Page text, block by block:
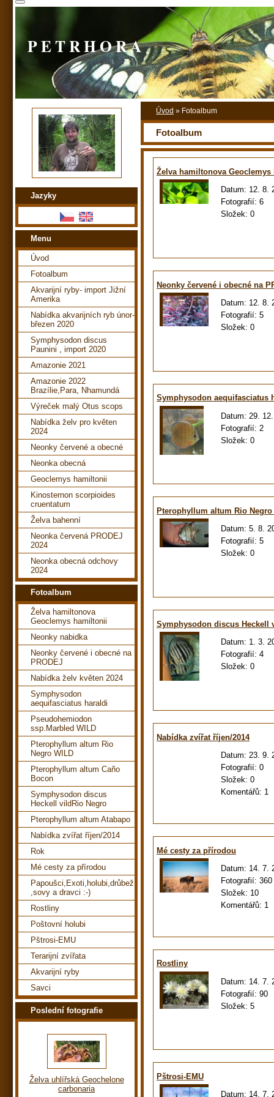
P E T R H O R A
Úvod » Fotoalbum
Fotoalbum
Želva hamiltonova
Datum: 12. 8.
Fotografií: 6
Složek: 0
Neonky červené i obecné na
Datum: 12. 8.
Fotografií: 5
Složek: 0
Symphysodon aequifasciatus
Datum: 29.
Fotografií: 2
Složek: 0
Pterophyllum altum Rio Negro
Datum: 5. 8.
Fotografií: 5
Složek: 0
Symphysodon discus Heckell
Datum: 1. 3.
Fotografií: 4
Složek: 0
Nabídka zvířat říjen/2014
Datum: 23. 9.
Fotografií: 0
Složek: 0
Komentářů: 1
Mé cesty za přírodou
Datum: 14. 7.
Fotografií: 360
Složek: 10
Komentářů: 1
Rostliny
Datum: 14. 7.
Fotografií: 90
Složek: 5
Pštrosi-EMU
Datum: 14. 7.
Jazyky
Menu
Úvod
Fotoalbum
Akvarijní ryby- import Jižní
Amerika
Nabídka akvarijních ryb únor-
březen 2020
Symphysodon discus
Paunini , import 2020
Amazonie 2021
Amazonie 2022
Brazílie,Para, Nhamundá
Výreček malý Otus scops
Nabídka želv pro květen
2024
Neonky červené a obecné
Neonka obecná
Geoclemys hamiltonii
Kinosternon scorpioides
cruentatum
Želva bahenní
Neonka červená PRODEJ
2024
Neonka obecná odchovy
2024
Fotoalbum
Želva hamiltonova
Geoclemys hamiltonii
Neonky nabidka
Neonky červené i obecné na
PRODEJ
Nabídka želv květen 2024
Symphysodon
aequifasciatus haraldi
Pseudohemiodon
ssp.Marbled WILD
Pterophyllum altum Rio
Negro WILD
Pterophyllum altum Caño
Bocon
Symphysodon discus
Heckell vildRio Negro
Pterophyllum altum Atabapo
Nabídka zvířat říjen/2014
Rok
Mé cesty za přírodou
Papoušci,Exoti,holubi,drůbež
,sovy a dravci :-)
Rostliny
Poštovní holubi
Pštrosi-EMU
Terarijní zvířata
Akvarijní ryby
Savci
Poslední fotografie
Želva uhlířská Geochelone
carbonaria